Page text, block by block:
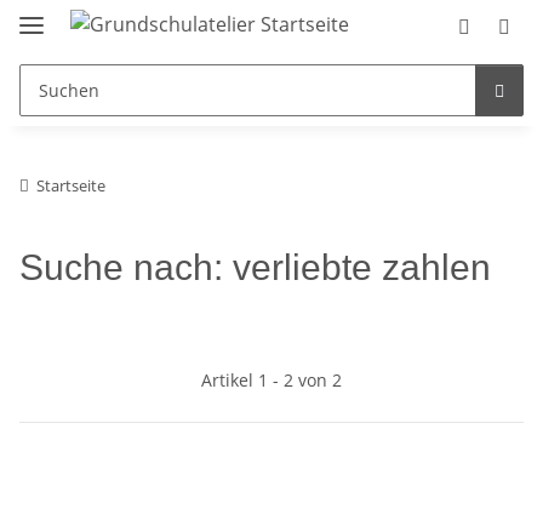
Startseite
Suche nach: verliebte zahlen
Artikel 1 - 2 von 2